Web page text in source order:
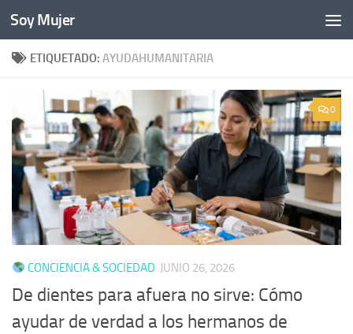
Bajo el contenido
Soy Mujer
ETIQUETADO: AYUDAHUMANITARIA
0
CONCIENCIA & SOCIEDAD JUNIO 26, 2026
De dientes para afuera no sirve: Cómo
ayudar de verdad a los hermanos de